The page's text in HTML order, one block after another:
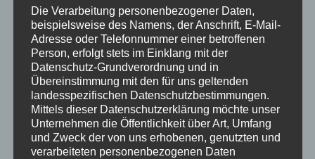
Ferienzimmer 6
Verfügbarkeiten
Online Buchung
Blog
Kontakt
FAQs
Reise Versicherung
Impressum
Die Verarbeitung personenbezogener Daten,
beispielsweise des Namens, der Anschrift, E-Mail-
Adresse oder Telefonnummer einer betroffenen
Person, erfolgt stets im Einklang mit der
Datenschutz-Grundverordnung und in
Übereinstimmung mit den für uns geltenden
landesspezifischen Datenschutzbestimmungen.
Mittels dieser Datenschutzerklärung möchte unser
Unternehmen die Öffentlichkeit über Art, Umfang
und Zweck der von uns erhobenen, genutzten und
verarbeiteten personenbezogenen Daten